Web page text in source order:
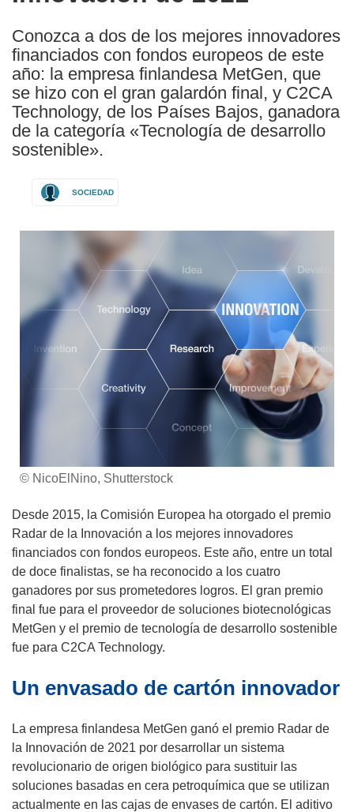
Conozca a dos de los mejores innovadores
financiados con fondos europeos de este
año: la empresa finlandesa MetGen, que
se hizo con el gran galardón final, y C2CA
Technology, de los Países Bajos, ganadora
de la categoría «Tecnología de desarrollo
sostenible».
SOCIEDAD
© NicoElNino, Shutterstock
Desde 2015, la Comisión Europea ha otorgado el premio
Radar de la Innovación a los mejores innovadores
financiados con fondos europeos. Este año, entre un total
de doce finalistas, se ha reconocido a los cuatro
ganadores por sus prometedores logros. El gran premio
final fue para el proveedor de soluciones biotecnológicas
MetGen y el premio de tecnología de desarrollo sostenible
fue para C2CA Technology.
Un envasado de cartón innovador
La empresa finlandesa MetGen ganó el premio Radar de
la Innovación de 2021 por desarrollar un sistema
revolucionario de origen biológico para sustituir las
soluciones basadas en cera petroquímica que se utilizan
actualmente en las cajas de envases de cartón. El aditivo